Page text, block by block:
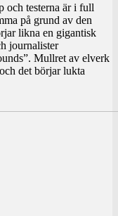
och testerna är i full
på grund av den
likna en gigantisk
journalister
Mullret av elverk
det börjar lukta